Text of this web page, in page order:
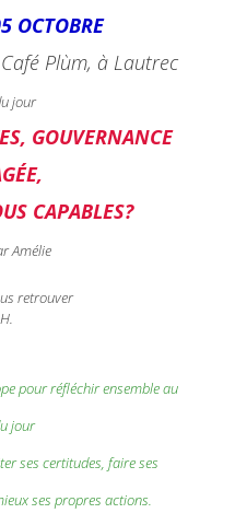
OCTOBRE
Plùm, à Lautrec
jour
GOUVERNANCE
CAPABLES?
Amélie
retrouver
pour réfléchir ensemble au
jour
ses certitudes, faire ses
ses propres actions.